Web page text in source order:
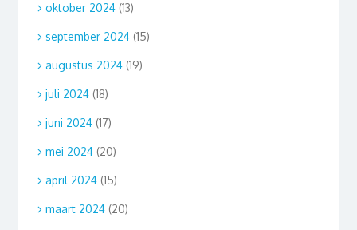
oktober 2024(13)
september 2024(15)
augustus 2024(19)
juli 2024(18)
juni 2024(17)
mei 2024(20)
april 2024(15)
maart 2024(20)